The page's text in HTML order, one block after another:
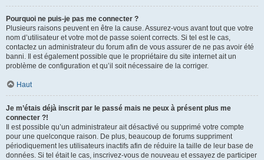
Pourquoi ne puis-je pas me connecter ?
Plusieurs raisons peuvent en être la cause. Assurez-vous avant tout que votre
nom d’utilisateur et votre mot de passe soient corrects. Si tel est le cas,
contactez un administrateur du forum afin de vous assurer de ne pas avoir été
banni. Il est également possible que le propriétaire du site internet ait un
problème de configuration et qu’il soit nécessaire de la corriger.
Haut
Je m’étais déjà inscrit par le passé mais ne peux à présent plus me
connecter ?!
Il est possible qu’un administrateur ait désactivé ou supprimé votre compte
pour une quelconque raison. De plus, beaucoup de forums suppriment
périodiquement les utilisateurs inactifs afin de réduire la taille de leur base de
données. Si tel était le cas, inscrivez-vous de nouveau et essayez de participer